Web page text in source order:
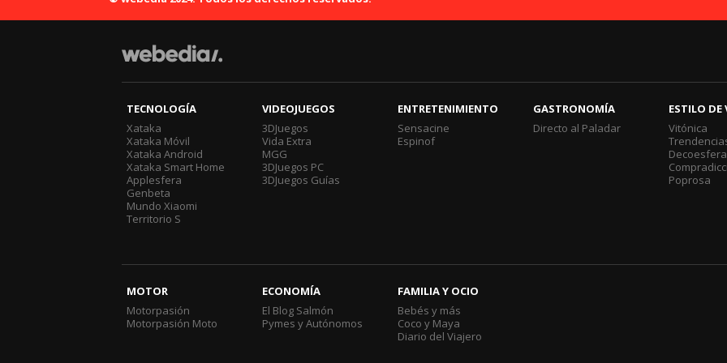
TECNOLOGÍA
Xataka
Xataka Móvil
Xataka Android
Xataka Smart Home
Applesfera
Genbeta
Mundo Xiaomi
Territorio S
VIDEOJUEGOS
3DJuegos
Vida Extra
MGG
3DJuegos PC
3DJuegos Guías
ENTRETENIMIENTO
Sensacine
Espinof
GASTRONOMÍA
Directo al Paladar
ESTILO DE
Vitónica
Decoesfera
Poprosa
MOTOR
Motorpasión
Motorpasión Moto
ECONOMÍA
El Blog Salmón
Pymes y Autónomos
FAMILIA Y OCIO
Bebés y más
Coco y Maya
Diario del Viajero